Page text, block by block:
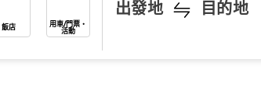
飯店 用車/門票・
活動
出發地 目的地